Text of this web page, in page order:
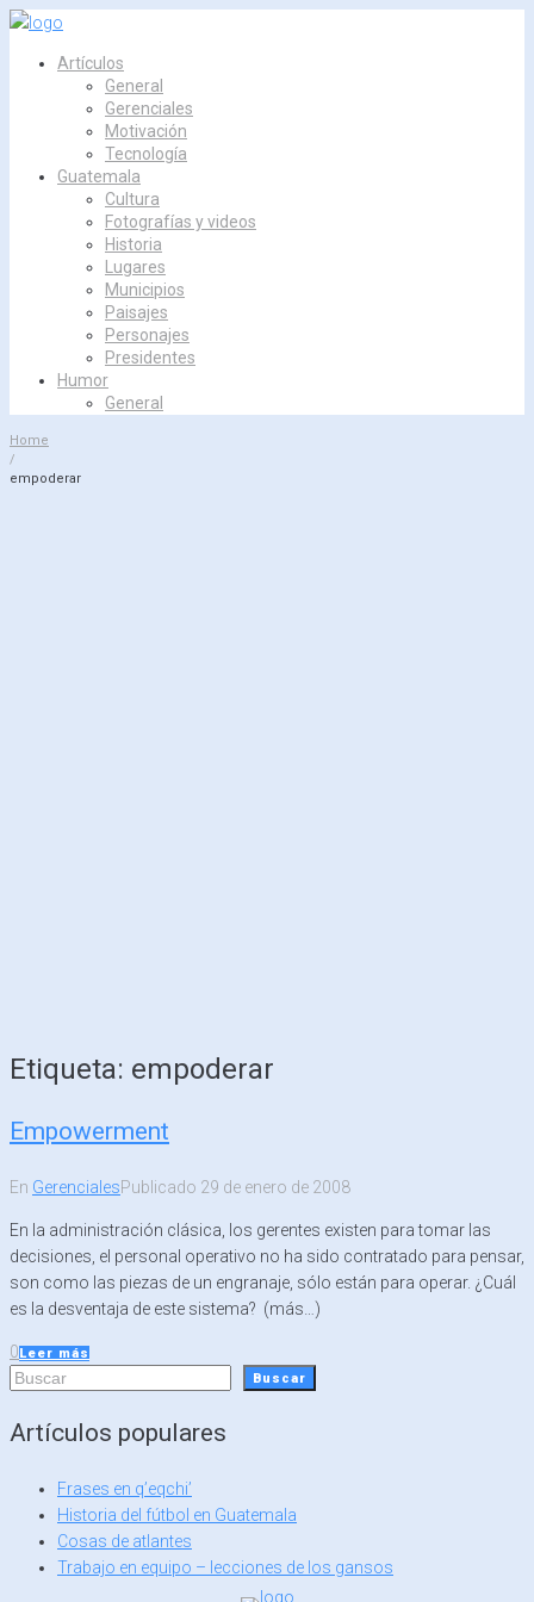
Skip
content
Artículos
General
Gerenciales
Motivación
Tecnología
Guatemala
Cultura
Fotografías y videos
Historia
Lugares
Municipios
Paisajes
Personajes
Presidentes
Humor
General
Home
/
empoderar
Etiqueta: empoderar
Empowerment
En GerencialesPublicado 29 de enero de 2008
En la administración clásica, los gerentes existen para tomar las
decisiones, el personal operativo no ha sido contratado para pensar,
son como las piezas de un engranaje, sólo están para operar. ¿Cuál
es la desventaja de este sistema? (más…)
0 Leer más
Buscar Buscar
Artículos populares
Frases en q’eqchi’
Historia del fútbol en Guatemala
Cosas de atlantes
Trabajo en equipo – lecciones de los gansos